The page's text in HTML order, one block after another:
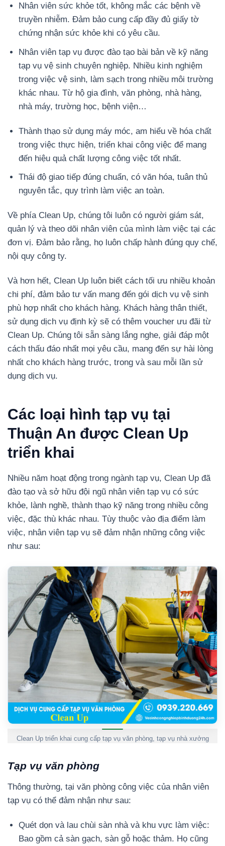
Nhân viên sức khỏe tốt, không mắc các bệnh về
truyền nhiễm. Đảm bảo cung cấp đầy đủ giấy tờ
chứng nhận sức khỏe khi có yêu cầu.
Nhân viên tạp vụ được đào tạo bài bản về kỹ năng
tạp vụ vệ sinh chuyên nghiệp. Nhiều kinh nghiệm
trong việc vệ sinh, làm sạch trong nhiều môi trường
khác nhau. Từ hộ gia đình, văn phòng, nhà hàng,
nhà máy, trường học, bệnh viện…
Thành thạo sử dụng máy móc, am hiểu về hóa chất
trong việc thực hiện, triển khai công việc để mang
đến hiệu quả chất lượng công việc tốt nhất.
Thái độ giao tiếp đúng chuẩn, có văn hóa, tuân thủ
nguyên tắc, quy trình làm việc an toàn.
Về phía Clean Up, chúng tôi luôn có người giám sát,
quản lý và theo dõi nhân viên của mình làm việc tại các
đơn vị. Đảm bảo rằng, họ luôn chấp hành đúng quy chế,
nội quy công ty.
Và hơn hết, Clean Up luôn biết cách tối ưu nhiều khoản
chi phí, đảm bảo tư vấn mang đến gói dịch vụ vệ sinh
phù hợp nhất cho khách hàng. Khách hàng thân thiết,
sử dụng dịch vụ định kỳ sẽ có thêm voucher ưu đãi từ
Clean Up. Chúng tôi sẵn sàng lắng nghe, giải đáp một
cách thấu đáo nhất mọi yêu cầu, mang đến sự hài lòng
nhất cho khách hàng trước, trong và sau mỗi lần sử
dụng dịch vụ.
Các loại hình tạp vụ tại
Thuận An được Clean Up
triển khai
Nhiều năm hoạt động trong ngành tạp vụ, Clean Up đã
đào tạo và sở hữu đội ngũ nhân viên tạp vụ có sức
khỏe, lành nghề, thành thạo kỹ năng trong nhiều công
việc, đặc thù khác nhau. Tùy thuộc vào địa điểm làm
việc, nhân viên tạp vụ sẽ đảm nhận những công việc
như sau:
Clean Up triển khai cung cấp tạp vụ văn phòng, tạp vụ nhà xưởng
Tạp vụ văn phòng
Thông thường, tại văn phòng công việc của nhân viên
tạp vụ có thể đảm nhận như sau:
Quét dọn và lau chùi sàn nhà và khu vực làm việc:
Bao gồm cả sàn gạch, sàn gỗ hoặc thảm. Họ cũng